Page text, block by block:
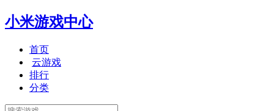
小米游戏中心
首页
云游戏
排行
分类